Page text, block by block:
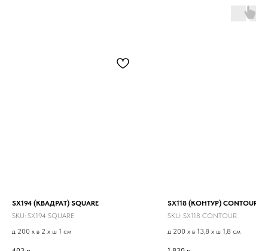
SX194 (КВАДРАТ) SQUARE
SKU: SX194 SQUARE
д 200 x в 2 x ш 1 см
SX118 (КОНТУР) CONTOUR
SKU: SX118 CONTOUR
д 200 x в 13,8 x ш 1,8 см